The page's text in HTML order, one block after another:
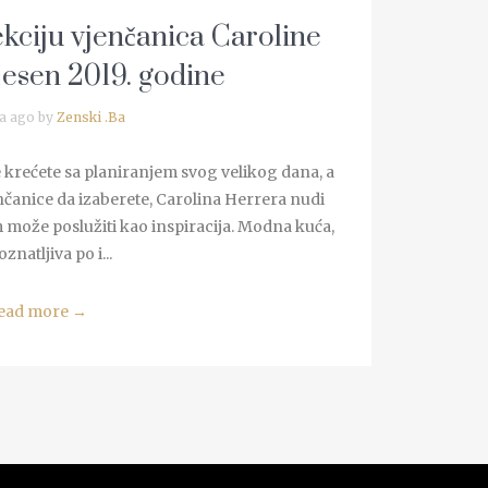
vjenčanica Caroline
2019. godine
ago byZenski .Ba
sa planiranjem svog velikog dana, a
da izaberete, Carolina Herrera nudi
poslužiti kao inspiracija. Modna kuća,
po i...
more →